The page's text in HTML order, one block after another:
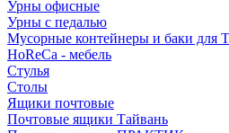
Урны офисные
Урны с педалью
Мусорные контейнеры и баки для
HoReCa - мебель
Стулья
Столы
Ящики почтовые
Почтовые ящики Тайвань